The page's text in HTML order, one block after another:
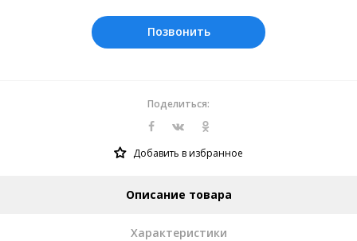
Позвонить
Поделиться:
Добавить в избранное
Описание товара
Характеристики